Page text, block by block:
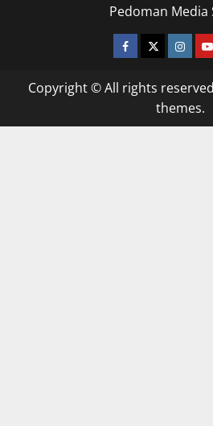
Pedoman Media
facebooktwitter
Copyright © All rights
themes.